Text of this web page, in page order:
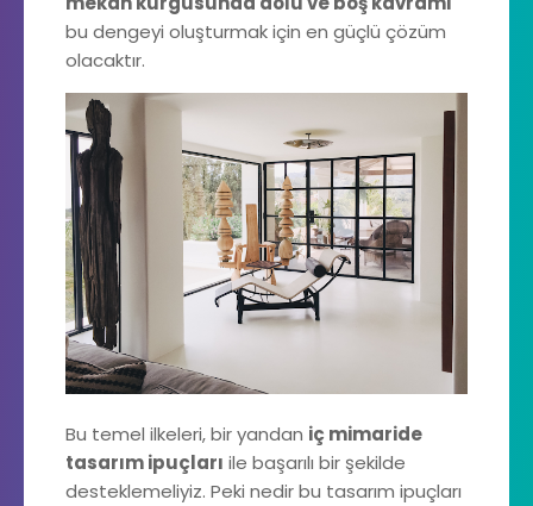
bu dengeyi oluşturmak için en güçlü çözüm
olacaktır.
Bu temel ilkeleri, bir yandan iç mimaride
tasarım ipuçları ile başarılı bir şekilde
desteklemeliyiz. Peki nedir bu tasarım ipuçları